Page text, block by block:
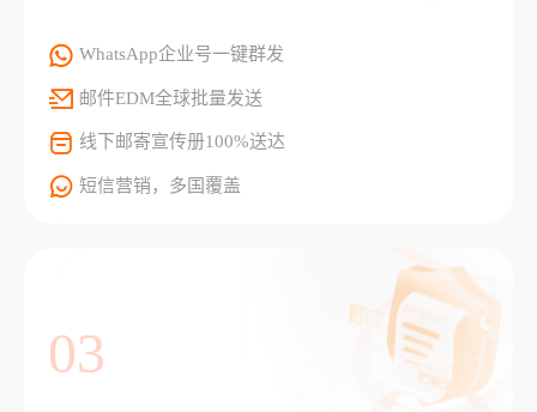
WhatsApp企业号一键群发
邮件EDM全球批量发送
线下邮寄宣传册100%送达
短信营销，多国覆盖
03